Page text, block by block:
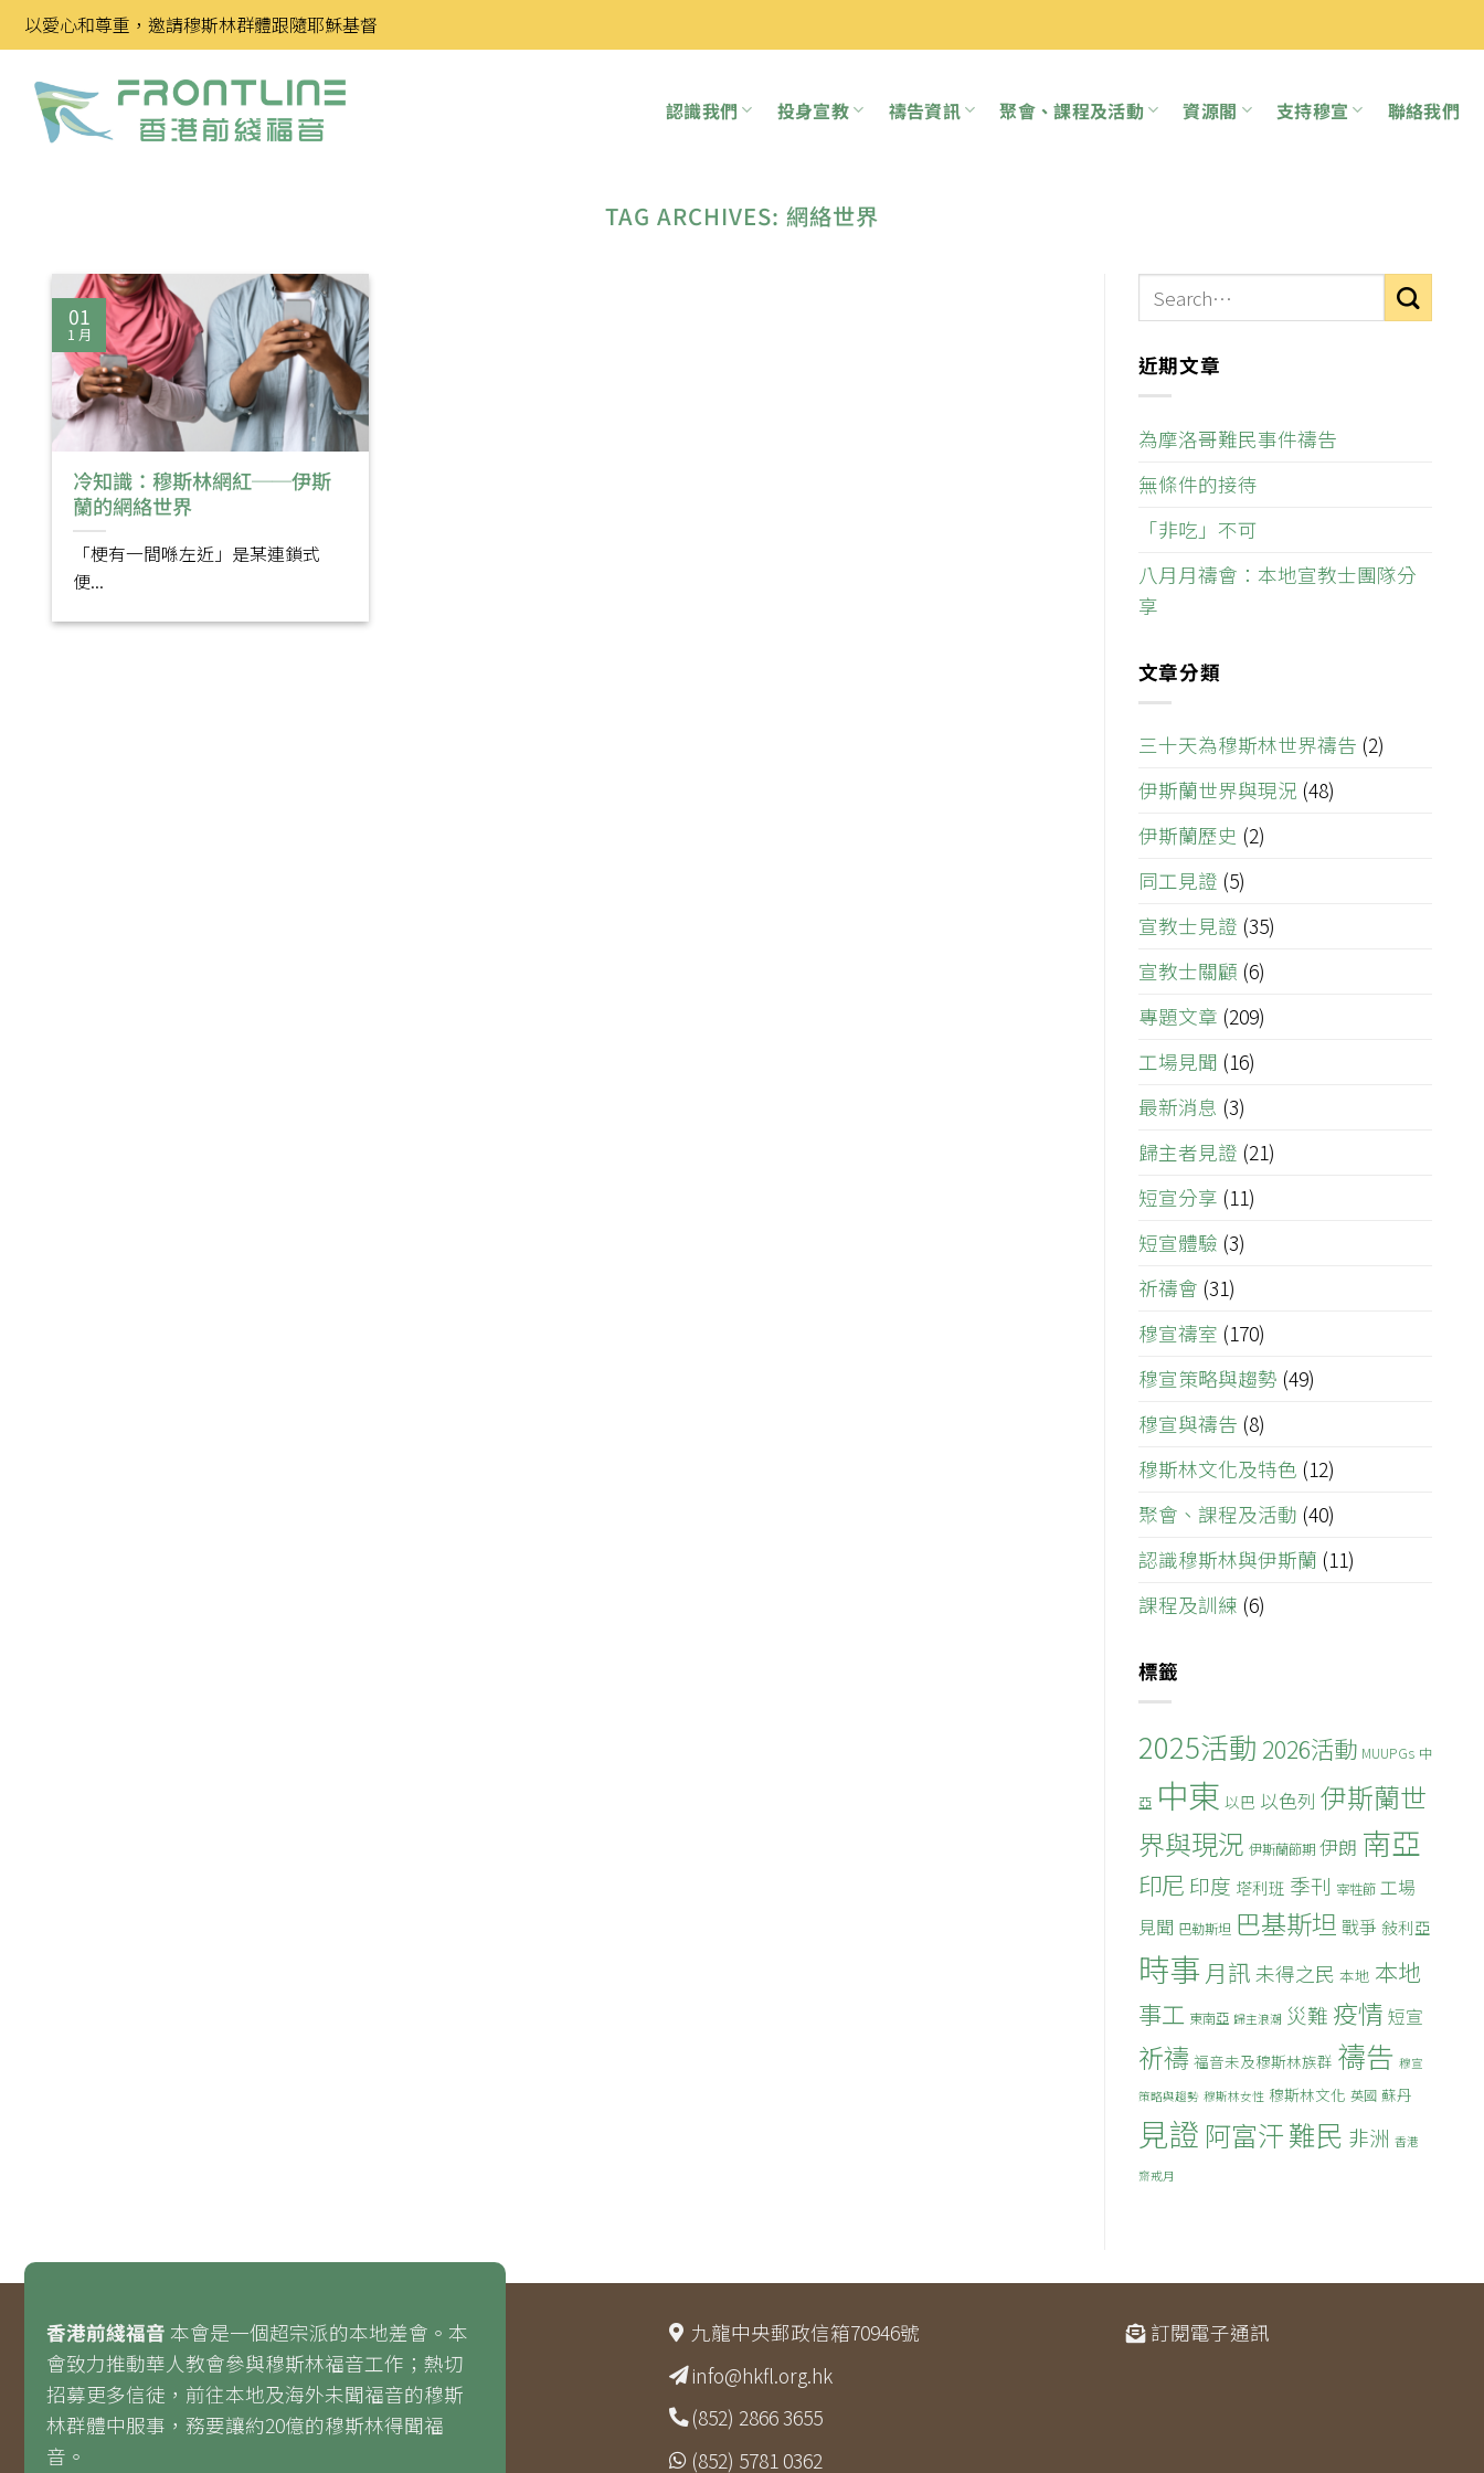
Skip
to
content
以愛心和尊重，邀請穆斯林群體跟隨耶穌基督
認識我們 投身宣教 禱告資訊 聚會、課程及活動 資源閣 支持穆宣 聯絡我們
TAG ARCHIVES: 網絡世界
冷知識：穆斯林網紅──伊斯
蘭的網絡世界
「梗有一間喺左近」是某連鎖式
便...
01
1 月
近期文章
為摩洛哥難民事件禱告
無條件的接待
「非吃」不可
八月月禱會：本地宣教士團隊分
享
文章分類
三十天為穆斯林世界禱告 (2)
伊斯蘭世界與現況 (48)
伊斯蘭歷史 (2)
同工見證 (5)
宣教士見證 (35)
宣教士關顧 (6)
專題文章 (209)
工場見聞 (16)
最新消息 (3)
歸主者見證 (21)
短宣分享 (11)
短宣體驗 (3)
祈禱會 (31)
穆宣禱室 (170)
穆宣策略與趨勢 (49)
穆宣與禱告 (8)
穆斯林文化及特色 (12)
聚會、課程及活動 (40)
認識穆斯林與伊斯蘭 (11)
課程及訓練 (6)
標籤
2025活動 2026活動 MUUPGs 中
亞 中東 以巴 以色列 伊斯蘭世
界與現況 伊斯蘭節期 伊朗 南亞
印尼 印度 塔利班 季刊 宰牲節 工場
見聞 巴勒斯坦 巴基斯坦 戰爭 敍利亞
時事 月訊未得之民 本地 本地
事工 東南亞 歸主浪潮 災難 疫情 短宣
祈禱 福音未及穆斯林族群 禱告 穆宣
策略與趨勢 穆斯林女性 穆斯林文化 英國 蘇丹
見證 阿富汗難民 非洲 香港
齋戒月
香港前綫福音 本會是一個超宗派的本地差會。本
會致力推動華人教會參與穆斯林福音工作；熱切
招募更多信徒，前往本地及海外未聞福音的穆斯
林群體中服事，務要讓約20億的穆斯林得聞福
音。
九龍中央郵政信箱70946號
info@hkfl.org.hk
(852) 2866 3655
(852) 5781 0362
訂閱電子通訊